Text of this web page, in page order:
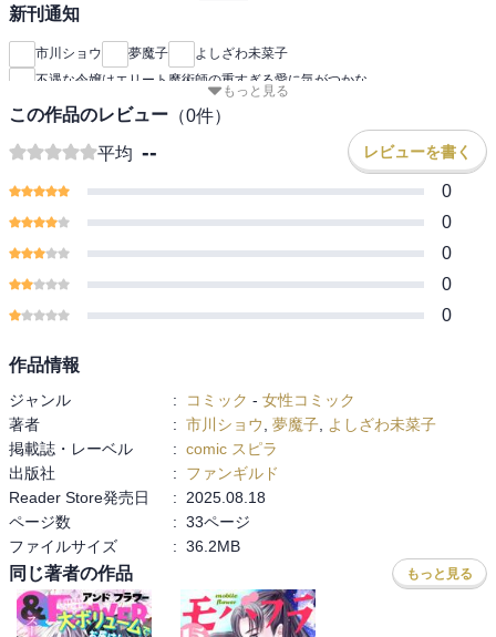
新刊通知
市川ショウ 夢魔子
よしざわ未菜子
不遇な令嬢はエリート魔術師の重すぎる愛に気がつかな
もっと見る
この作品のレビュー （0件）
平均 -- レビューを書く
0
0
0
0
0
作品情報
ジャンル : コミック - 女性コミック
著者
: 市川ショウ 夢魔子
よしざわ未菜子
掲載誌・レーベル
: comic スピラ
出版社
:
ファンギルド
Reader Store発売日
:
2025.08.18
ページ数
: 33ページ
ファイルサイズ
: 36.2MB
同じ著者の作品 もっと見る